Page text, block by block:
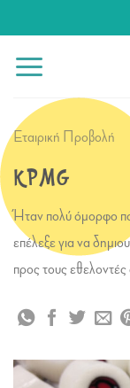
στο
περιεχόμενο
Εταιρική Προβολή
KPMG
Ήταν πολύ όμορφο
επέλεξε για να
προς τους